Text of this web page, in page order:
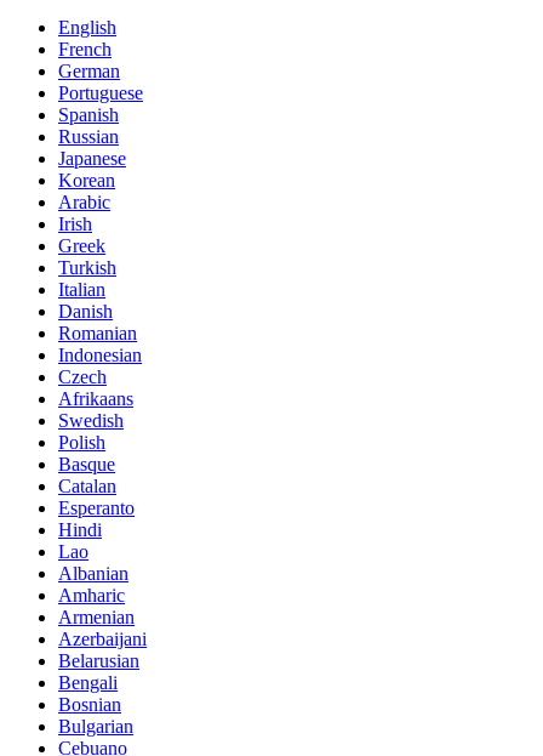
English
French
German
Portuguese
Spanish
Russian
Japanese
Korean
Arabic
Irish
Greek
Turkish
Italian
Danish
Romanian
Indonesian
Czech
Afrikaans
Swedish
Polish
Basque
Catalan
Esperanto
Hindi
Lao
Albanian
Amharic
Armenian
Azerbaijani
Belarusian
Bengali
Bosnian
Bulgarian
Cebuano